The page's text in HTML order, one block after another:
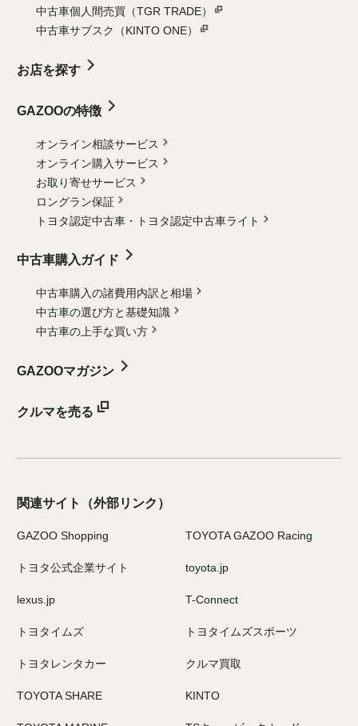
中古車個人間売買（TGR TRADE）
中古車サブスク（KINTO ONE）
お店を探す
GAZOOの特徴
オンライン相談サービス
オンライン購入サービス
お取り寄せサービス
ロングラン保証
トヨタ認定中古車・
トヨタ認定中古車ライト
中古車購入ガイド
中古車購入の諸費用内訳と相場
中古車の選び方と基礎知識
中古車の上手な買い方
GAZOOマガジン
クルマを売る
関連サイト （外部リンク）
GAZOO Shopping TOYOTA GAZOO Racing
トヨタ公式企業サイト toyota.jp
lexus.jp T-Connect
トヨタイムズ トヨタイムズスポーツ
トヨタレンタカー クルマ買取
TOYOTA SHARE KINTO